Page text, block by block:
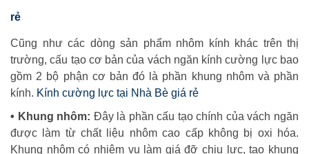
rẻ
Cũng như các dòng sản phẩm nhôm kính khác trên thị
trường, cấu tạo cơ bản của vách ngăn kính cường lực bao
gồm 2 bộ phận cơ bản đó là phần khung nhôm và phần
kính. Kính cường lực tại Nhà Bè giá rẻ
• Khung nhôm: Đây là phần cấu tạo chính của vách ngăn
được làm từ chất liệu nhôm cao cấp không bị oxi hóa.
Khung nhôm có nhiệm vụ làm giá đỡ chịu lực, tạo khung